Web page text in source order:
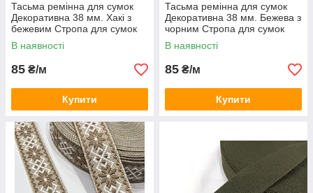
Тасьма ремінна для сумок
Декоративна 38 мм. Хакі з
бежевим Стропа для сумок
жакардова з візерунком.
В наявності
85 ₴/м
Купити
Тасьма ремінна для сумок
Декоративна 38 мм. Бежева з
чорним Стропа для сумок
кольорова, жакардова з
візерунком
В наявності
85 ₴/м
Купити